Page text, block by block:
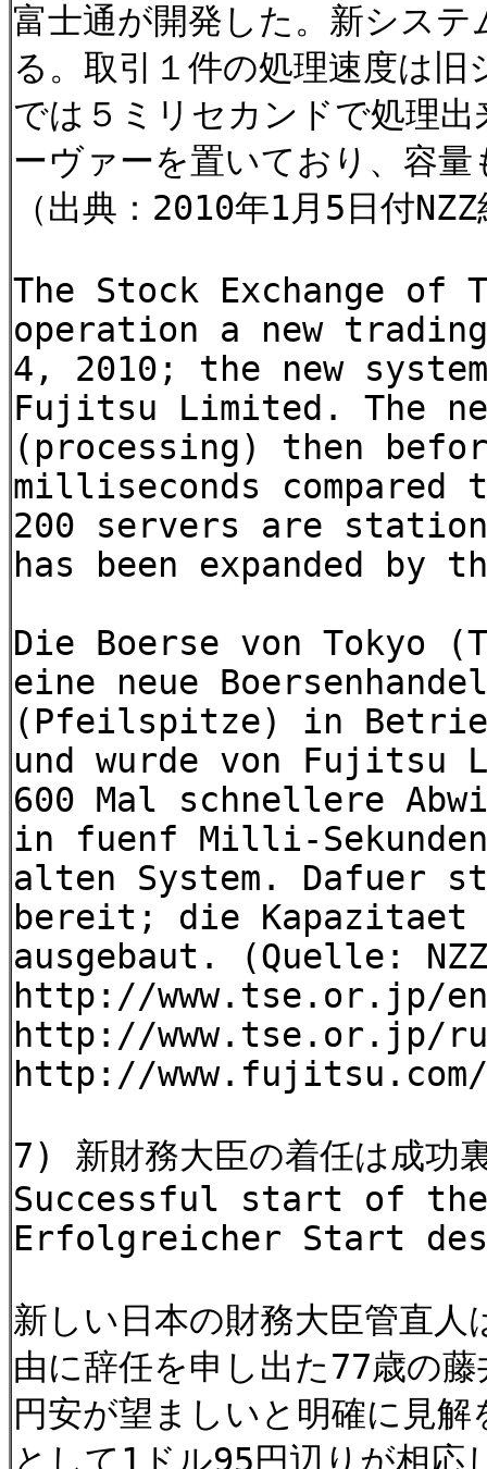
富士通が開発した。新シス
る。取引１件の処理速度は
では５ミリセカンドで処理
ーヴァーを置いており、容
（出典：2010年1月5日付
The Stock Exchange of
operation a new
4, 2010; the new
Fujitsu Limited. The
(processing) then
milliseconds
200 servers are
has been expanded
Die Boerse von Tokyo
eine neue
(Pfeilspitze) in
und wurde von Fujitsu
600 Mal schnellere
in fuenf Milli-Sekunden
alten System. Dafuer
bereit; die Kapazitaet
ausgebaut. (Quelle:
http://www.tse.or.jp/
http://www.tse.or.jp/
http://www.fujitsu.com/
7) 新財務大臣の着任は成功
Successful start of
Erfolgreicher Start
新しい日本の財務大臣管直
由に辞任を申し出た77歳の
円安が望ましいと明確に見
として1ドル95円辺りが相応